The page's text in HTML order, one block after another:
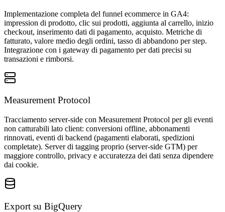
Implementazione completa del funnel ecommerce in GA4:
impression di prodotto, clic sui prodotti, aggiunta al carrello, inizio
checkout, inserimento dati di pagamento, acquisto. Metriche di
fatturato, valore medio degli ordini, tasso di abbandono per step.
Integrazione con i gateway di pagamento per dati precisi su
transazioni e rimborsi.
Measurement Protocol
Tracciamento server-side con Measurement Protocol per gli eventi
non catturabili lato client: conversioni offline, abbonamenti
rinnovati, eventi di backend (pagamenti elaborati, spedizioni
completate). Server di tagging proprio (server-side GTM) per
maggiore controllo, privacy e accuratezza dei dati senza dipendere
dai cookie.
Export su BigQuery